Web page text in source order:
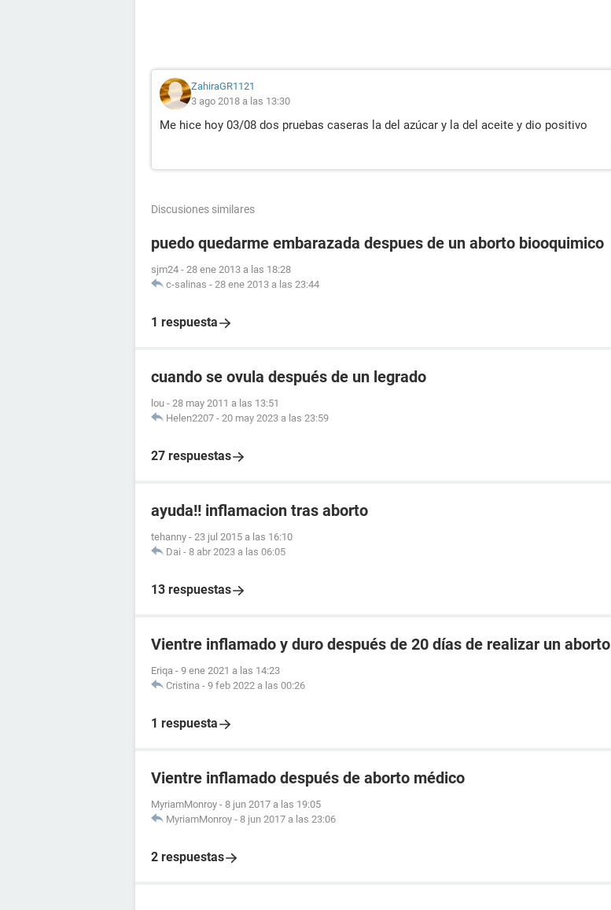
ZahiraGR1121
3 ago 2018 a las 13:30
Me hice hoy 03/08 dos pruebas caseras la del azúcar y la del aceite y dio positivo
Discusiones similares
puedo quedarme embarazada despues de un aborto biooquimico
sjm24 - 28 ene 2013 a las 18:28
c-salinas - 28 ene 2013 a las 23:44
1 respuesta
cuando se ovula después de un legrado
lou - 28 may 2011 a las 13:51
Helen2207 - 20 may 2023 a las 23:59
27 respuestas
ayuda!! inflamacion tras aborto
tehanny - 23 jul 2015 a las 16:10
Dai - 8 abr 2023 a las 06:05
13 respuestas
Vientre inflamado y duro después de 20 días de realizar un aborto
Eriqa - 9 ene 2021 a las 14:23
Cristina - 9 feb 2022 a las 00:26
1 respuesta
Vientre inflamado después de aborto médico
MyriamMonroy - 8 jun 2017 a las 19:05
MyriamMonroy - 8 jun 2017 a las 23:06
2 respuestas